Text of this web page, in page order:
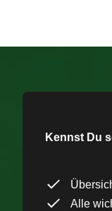
Kennst Du
Alle